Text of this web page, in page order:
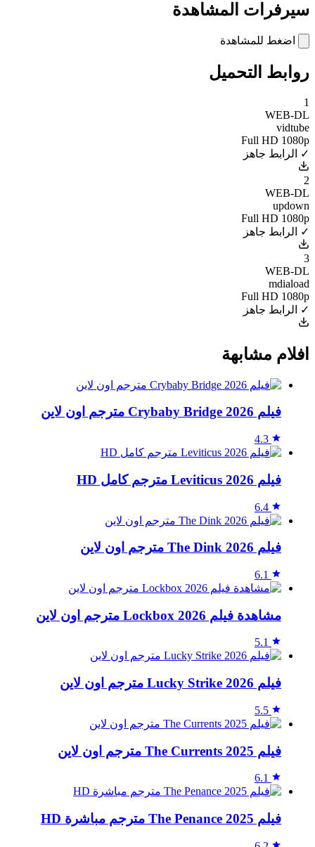
سيرفرات المشاهدة
اضغط للمشاهدة
روابط التحميل
1
WEB-DL
vidtube
Full HD 1080p
✓ الرابط جاهز
2
WEB-DL
updown
Full HD 1080p
✓ الرابط جاهز
3
WEB-DL
mdiaload
Full HD 1080p
✓ الرابط جاهز
افلام مشابهة
فيلم Crybaby Bridge 2026 مترجم اون لاين
4.3
فيلم Leviticus 2026 مترجم كامل HD
6.4
فيلم The Dink 2026 مترجم اون لاين
6.1
مشاهدة فيلم Lockbox 2026 مترجم اون لاين
5.1
فيلم Lucky Strike 2026 مترجم اون لاين
5.5
فيلم The Currents 2025 مترجم اون لاين
6.1
فيلم The Penance 2025 مترجم مباشرة HD